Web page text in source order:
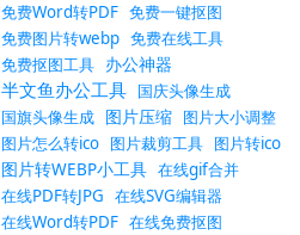
免费Word转PDF 免费一键抠图
免费图片转webp 免费在线工具
免费抠图工具 办公神器
半文鱼办公工具 国庆头像生成
国旗头像生成 图片压缩 图片大小调整
图片怎么转ico 图片裁剪工具 图片转ico
图片转WEBP小工具 在线gif合并
在线PDF转JPG 在线SVG编辑器
在线Word转PDF 在线免费抠图